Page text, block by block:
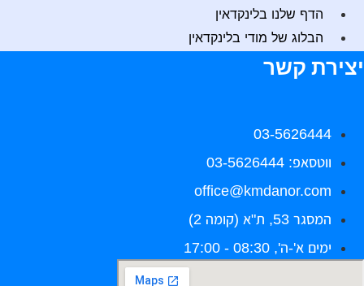
הדף שלנו בלינקדאין
הבלוג של מודי בלינקדאין
קשר
03-5626444
ווטסאפ: 03-5626444
office@kmdanor.com
המסגר 53, ת"א (קומה 2)
ימים א'-ה', 08:30 - 17:00